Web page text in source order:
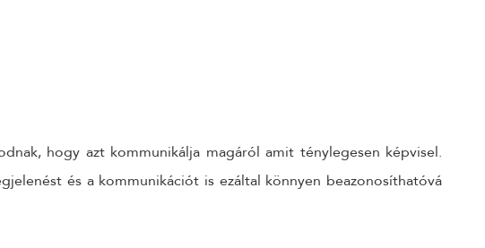
hogy azt kommunikálja magáról amit ténylegesen képvisel.
és a kommunikációt is ezáltal könnyen beazonosíthatóvá